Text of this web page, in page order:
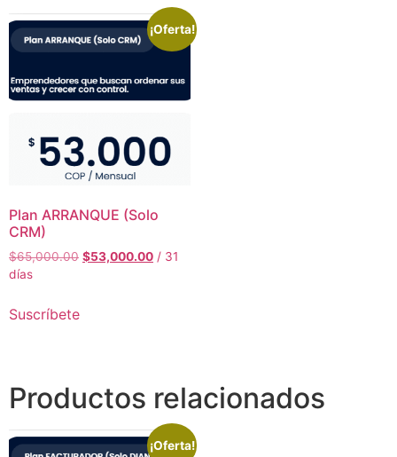
¡Oferta!
Plan ARRANQUE (Solo
CRM)
$65,000.00 $53,000.00 / 31
días
Suscríbete
Productos relacionados
¡Oferta!